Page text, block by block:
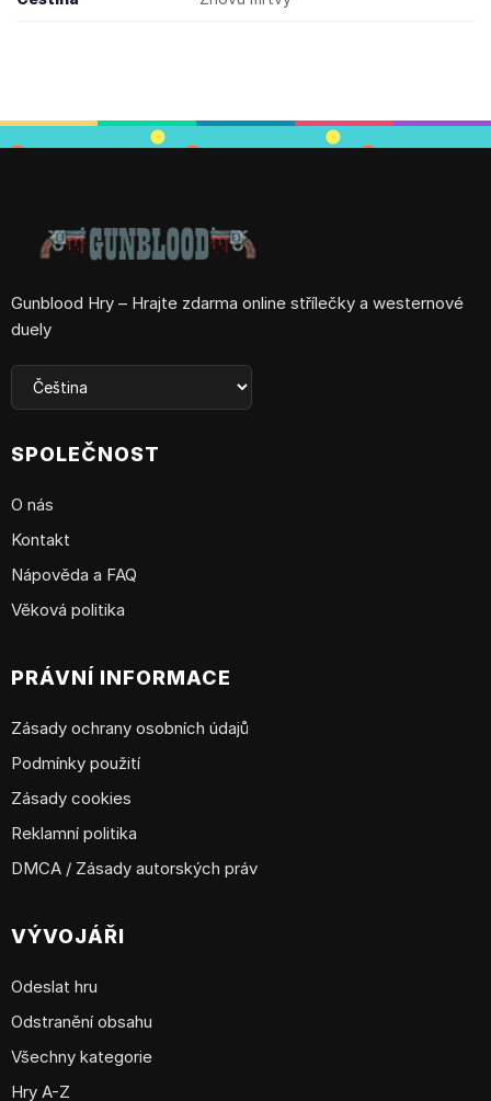
Gunblood Hry – Hrajte zdarma online střílečky a westernové
duely
SPOLEČNOST
O nás
Kontakt
Nápověda a FAQ
Věková politika
PRÁVNÍ INFORMACE
Zásady ochrany osobních údajů
Podmínky použití
Zásady cookies
Reklamní politika
DMCA / Zásady autorských práv
VÝVOJÁŘI
Odeslat hru
Odstranění obsahu
Všechny kategorie
Hry A-Z